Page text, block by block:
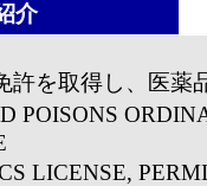
介
許を取得し、医薬
POISONS
LICENSE,